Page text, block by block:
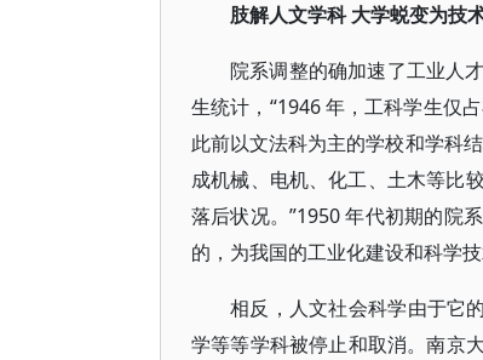
肢解人文学科 大学蜕变为技
院系调整的确加速了工业人
生统计，“1946 年，工科学生仅
此前以文法科为主的学校和学科
成机械、电机、化工、土木等比
落后状况。”1950 年代初期的院
的，为我国的工业化建设和科学
相反，人文社会科学由于它
学等等学科被停止和取消。南京